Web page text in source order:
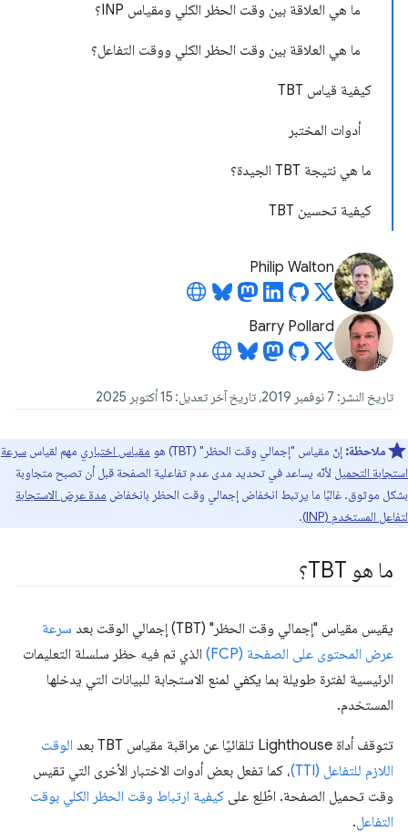
ما هي العلاقة بين وقت الحظر الكلي ومقياس INP؟
ما هي العلاقة بين وقت الحظر الكلي ووقت التفاعل؟
كيفية قياس TBT
أدوات المختبر
ما هي نتيجة TBT الجيدة؟
كيفية تحسين TBT
Philip Walton
Barry Pollard
تاريخ النشر: 7 نوفمبر 2019، تاريخ آخر تعديل: 15 أكتوبر 2025
ملاحظة: إنّ مقياس "إجمالي وقت الحظر" (TBT) هو مقياس اختباري مهم لقياس سرعة
استجابة التحميل لأنّه يساعد في تحديد مدى عدم تفاعلية الصفحة قبل أن تصبح متجاوبة
بشكل موثوق. غالبًا ما يرتبط انخفاض إجمالي وقت الحظر بانخفاض مدة عرض الاستجابة
لتفاعل المستخدم (INP)
.
ما هو TBT؟
يقيس مقياس "إجمالي وقت الحظر" (TBT) إجمالي الوقت بعد
سرعة
عرض المحتوى على الصفحة (FCP)
الذي تم فيه حظر سلسلة التعليمات
الرئيسية لفترة طويلة بما يكفي لمنع الاستجابة للبيانات التي يدخلها
المستخدم.
تتوقف أداة Lighthouse تلقائيًا عن مراقبة مقياس TBT بعد
الوقت
اللازم للتفاعل (TTI)
، كما تفعل بعض أدوات الاختبار الأخرى التي تقيس
وقت تحميل الصفحة. اطّلِع على كيفية ارتباط وقت الحظر الكلي بوقت
التفاعل.